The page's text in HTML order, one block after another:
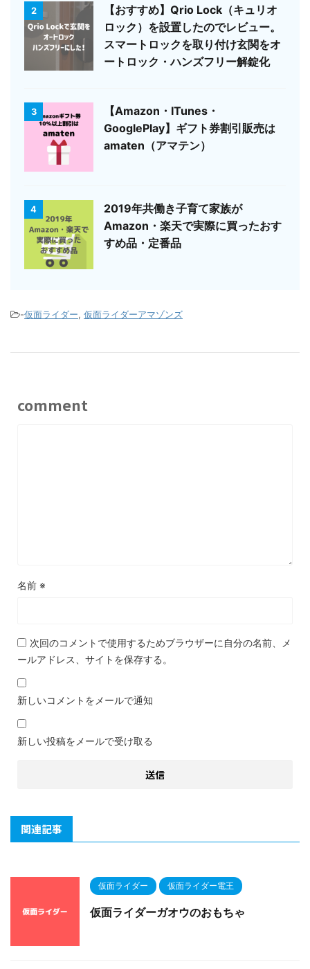
2
【おすすめ】Qrio Lock（キュリオ
ロック）を設置したのでレビュー。
スマートロックを取り付け玄関をオ
ートロック・ハンズフリー解錠化
3
【Amazon・ITunes・
GooglePlay】ギフト券割引販売は
amaten（アマテン）
4
2019年共働き子育て家族が
Amazon・楽天で実際に買ったおす
すめ品・定番品
-仮面ライダー, 仮面ライダーアマゾンズ
comment
名前 ※
次回のコメントで使用するためブラウザーに自分の名前、メ
ールアドレス、サイトを保存する。
新しいコメントをメールで通知
新しい投稿をメールで受け取る
関連記事
仮面ライダー 仮面ライダー電王
仮面ライダーガオウのおもちゃ